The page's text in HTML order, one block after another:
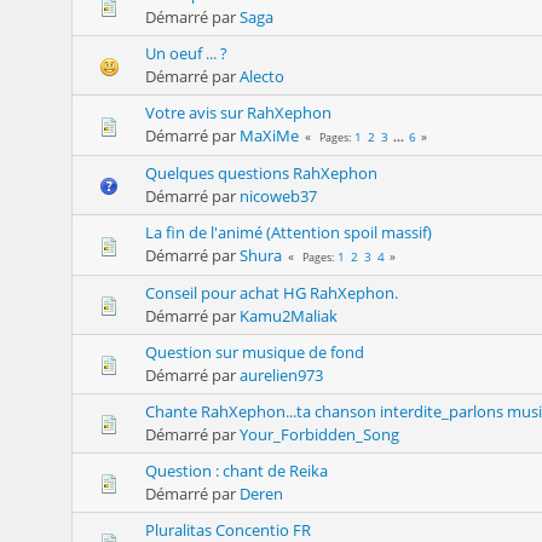
Démarré parSaga
Un oeuf ... ?
Démarré parAlecto
Votre avis sur RahXephon
Démarré par MaXiMe Pages 1 2 3 ... 6
Quelques questions RahXephon
Démarré par nicoweb37
La fin de l'animé (Attention spoil massif)
Démarré parShura Pages 1 2 3 4
Conseil pour achat HG RahXephon.
Démarré par Kamu2Maliak
Question sur musique de fond
Démarré paraurelien973
Chante RahXephon...ta chanson interdite_parlons
Démarré parYour_Forbidden_Song
Question : chant de Reika
Démarré par Deren
Pluralitas Concentio FR